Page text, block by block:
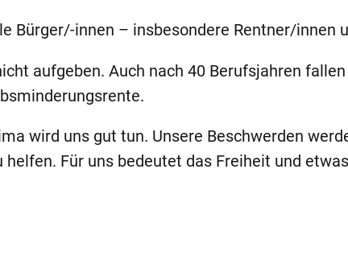
Bürger/-innen – insbesondere Rentner/innen
aufgeben. Auch nach 40 Berufsjahren
wird uns gut tun. Unsere Beschwerden
Für uns bedeutet das Freiheit und